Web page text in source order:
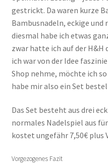
gestrickt. Da waren kurze
Bambusnadeln, eckige und
diesmal habe ich etwas
zwar hatte ich auf der H&H
ich war von der Idee
Shop nehme, möchte ich
habe mir also ein Set
Das Set besteht aus drei
normales Nadelspiel aus
kostet ungefähr 7,50€ plus
Vorgezogenes Fazit